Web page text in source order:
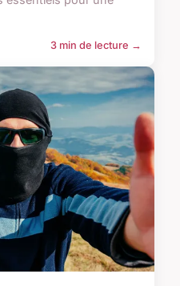
3 min de lecture →